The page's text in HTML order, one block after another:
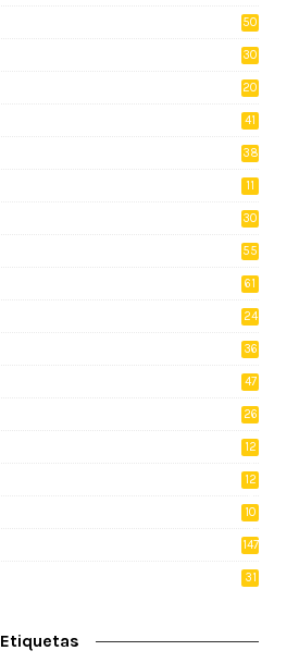
50
30
20
41
38
11
30
55
61
24
36
47
26
12
12
10
147
31
Etiquetas